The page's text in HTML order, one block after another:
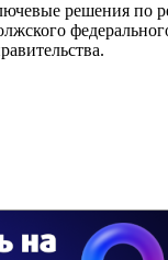
решения по